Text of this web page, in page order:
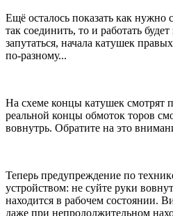
Ещё осталось показать как нужно
так соединить, то и работать
запутаться, начала катушек
по-разному...
На схеме концы катушек смотрят
реальной концы обмоток торов
вовнутрь. Обратите на это
Теперь предупреждение по
устройством: не суйте руки
находится в рабочем состоянии.
даже при непродолжительном